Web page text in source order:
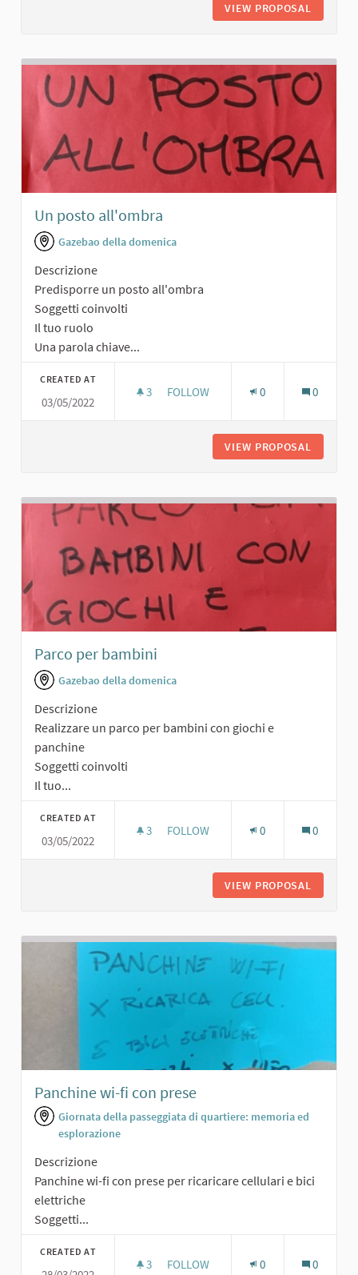
VIEW PROPOSAL
Un posto all'ombra
Gazebao della domenica
Descrizione
Predisporre un posto all'ombra
Soggetti coinvolti
Il tuo ruolo
Una parola chiave...
CREATED AT
03/05/2022
3 3 FOLLOWERS
FOLLOW 0 0
VIEW PROPOSAL
Parco per bambini
Gazebao della domenica
Descrizione
Realizzare un parco per bambini con giochi e
panchine
Soggetti coinvolti
Il tuo...
CREATED AT
03/05/2022
3 3 FOLLOWERS
FOLLOW 0 0
VIEW PROPOSAL
Panchine wi-fi con prese
Giornata della passeggiata di quartiere: memoria ed
esplorazione
Descrizione
Panchine wi-fi con prese per ricaricare cellulari e bici
elettriche
Soggetti...
CREATED AT
3 3 FOLLOWERS
FOLLOW 0 0